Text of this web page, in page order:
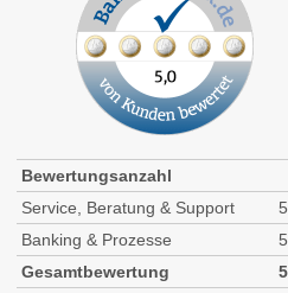
Bewertungsanzahl
Service, Beratung & Support
Banking & Prozesse
Gesamtbewertung